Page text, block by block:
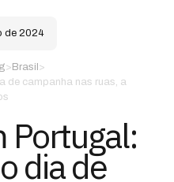
de 2024
> Brasil >
de campanha nas ruas, a
Portugal:
dia de